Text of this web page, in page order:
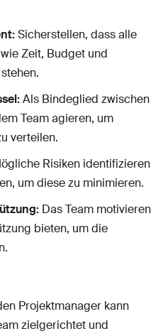
Sicherstellen, dass alle
Zeit, Budget und
Als Bindeglied zwischen
Team agieren, um
verteilen.
Risiken identifizieren
um diese zu minimieren.
Das Team motivieren
bieten, um die
Projektmanager kann
zielgerichtet und